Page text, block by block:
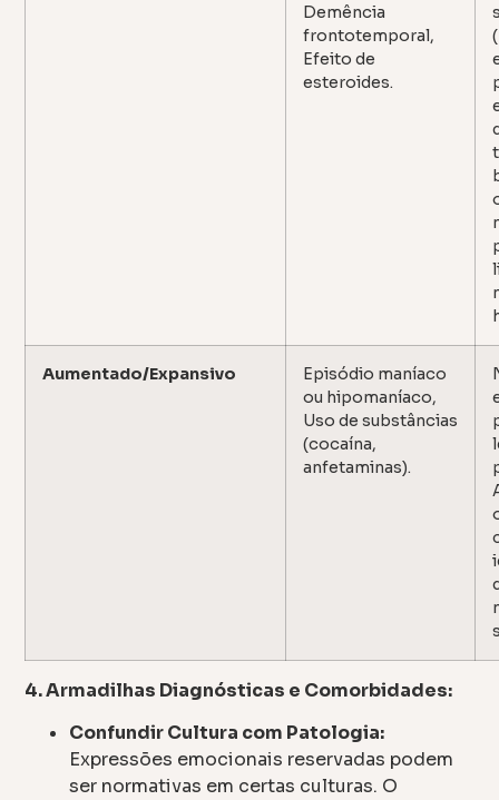
Demência
frontotemporal,
Efeito de
esteroides.
Aumentado/Expansivo
Episódio maníaco
ou hipomaníaco,
Uso de substâncias
(cocaína,
anfetaminas).
4. Armadilhas Diagnósticas e Comorbidades:
Confundir Cultura com Patologia:
Expressões emocionais reservadas podem
ser normativas em certas culturas. O